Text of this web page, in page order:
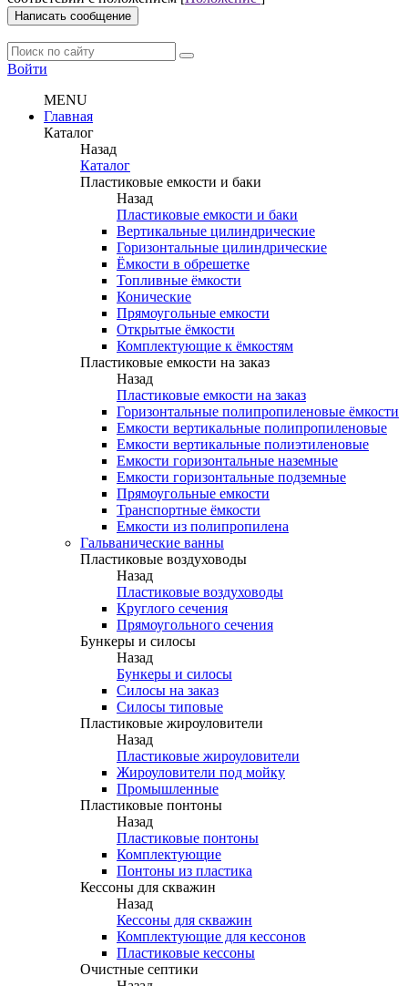
Написать сообщение
Войти
MENU
Главная
Каталог
Назад
Каталог
Пластиковые емкости и баки
Назад
Пластиковые емкости и баки
Вертикальные цилиндрические
Горизонтальные цилиндрические
Ёмкости в обрешетке
Топливные ёмкости
Конические
Прямоугольные емкости
Открытые ёмкости
Комплектующие к ёмкостям
Пластиковые емкости на заказ
Назад
Пластиковые емкости на заказ
Горизонтальные полипропиленовые ёмкости
Емкости вертикальные полипропиленовые
Емкости вертикальные полиэтиленовые
Емкости горизонтальные наземные
Емкости горизонтальные подземные
Прямоугольные емкости
Транспортные ёмкости
Емкости из полипропилена
Гальванические ванны
Пластиковые воздуховоды
Назад
Пластиковые воздуховоды
Круглого сечения
Прямоугольного сечения
Бункеры и силосы
Назад
Бункеры и силосы
Силосы на заказ
Силосы типовые
Пластиковые жироуловители
Назад
Пластиковые жироуловители
Жироуловители под мойку
Промышленные
Пластиковые понтоны
Назад
Пластиковые понтоны
Комплектующие
Понтоны из пластика
Кессоны для скважин
Назад
Кессоны для скважин
Комплектующие для кессонов
Пластиковые кессоны
Очистные септики